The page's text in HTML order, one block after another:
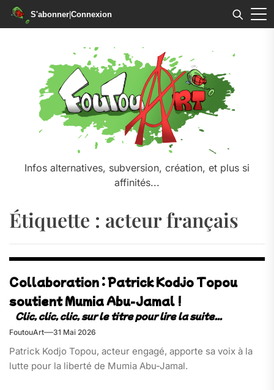
S'abonner|Connexion
Infos alternatives, subversion, création, et plus si
affinités...
Étiquette : acteur français
Collaboration : Patrick Kodjo Topou
soutient Mumia Abu-Jamal !
FoutouArt 31 Mai 2026
Patrick Kodjo Topou, acteur engagé, apporte sa voix à la
lutte pour la liberté de Mumia Abu-Jamal.